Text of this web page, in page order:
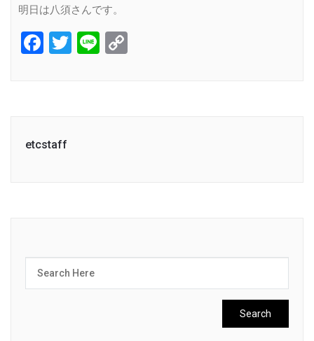
明日は八須さんです。
Facebook
Twitter
Line
etcstaff